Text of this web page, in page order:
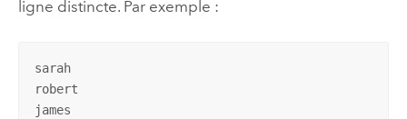
ligne distincte. Par exemple :
sarah
robert
james